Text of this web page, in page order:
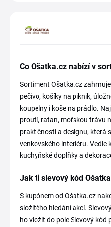
Co Ošatka.cz nabízí v
Sortiment Ošatka.cz
pečivo, košíky na piknik,
koupelny i koše na prádlo.
proutí, ratan, mořskou trávu
praktičnosti a designu, která
venkovského interiéru. Vedle
kuchyňské doplňky a
Jak ti slevový kód
S kupónem od Ošatka.cz
složitého hledání akcí.
ho vložit do pole Slevový kód